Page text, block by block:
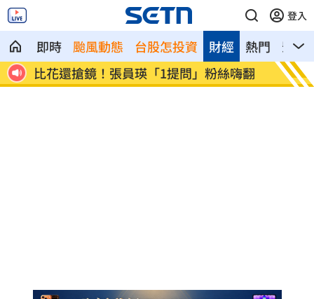
登入
即時 颱風動態 台股怎投資 熱門 影音
財經
了
比花還搶鏡！張員瑛「1提問」粉絲嗨翻
早知
黑